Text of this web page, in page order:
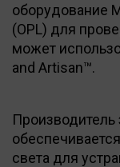
оборудование
(OPL) для
может
and Artisan™.
Производитель
света для